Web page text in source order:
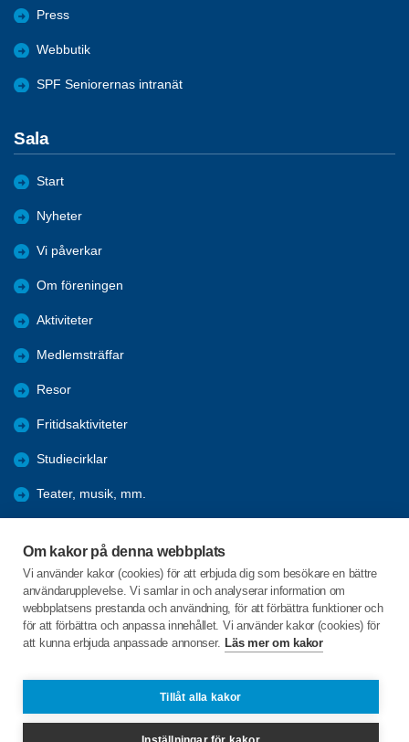
Om kakor på denna webbplats
Vi använder kakor (cookies) för att erbjuda dig som besökare en bättre
användarupplevelse. Vi samlar in och analyserar information om
webbplatsens prestanda och användning, för att förbättra funktioner och
för att förbättra och anpassa innehållet. Vi använder kakor (cookies) för
att kunna erbjuda anpassade annonser. Läs mer om kakor
Tillåt alla kakor
Press
Webbutik
SPF Seniorernas intranät
Sala
Start
Nyheter
Vi påverkar
Om föreningen
Aktiviteter
Medlemsträffar
Resor
Fritidsaktiviteter
Studiecirklar
Teater, musik, mm.
Förmåner
Bli medlem
C/o:Per Byström